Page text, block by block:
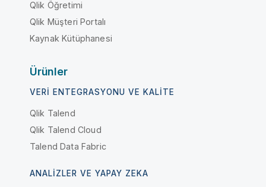
Qlik Öğretimi
Qlik Müşteri Portalı
Kaynak Kütüphanesi
Ürünler
VERI ENTEGRASYONU VE KALITE
Qlik Talend
Qlik Talend Cloud
Talend Data Fabric
ANALIZLER VE YAPAY ZEKA